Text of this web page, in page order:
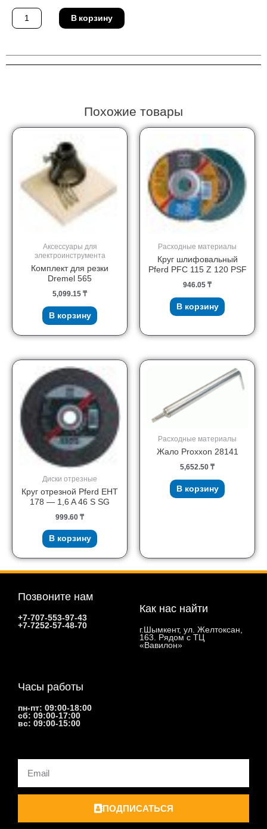
Количество
товара
Набор
QZ
В корзину
Похожие товары
Аксессуары для
электроинструмента
Комплект для резки
Dremel 565
5,099.15 ₸
В корзину
Расходные материалы
Круг шлифовальный
Pferd PFC 115 Z 120 PSF
946.05 ₸
В корзину
Диски отрезные
Круг отрезной Pferd EHT
178 — 1,6 A 46 S SG
999.60 ₸
В корзину
Расходные материалы
Жало Proxxon 28141
5,652.50 ₸
В корзину
Позвоните нам
+7-707-553-97-43
+7-7252-57-48-70
Как нас найти
г.Шымкент, ул. Желтоксан,
163. Рядом с ТЦ
«Вавилон»
Часы работы
пн-пт: 09:00-18:00
сб: 09:00-17:00
вс: 09:00-15:00
Email
ПОДПИСАТЬСЯ